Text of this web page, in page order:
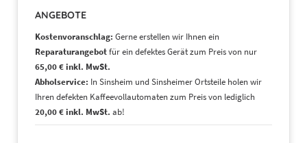
ANGEBOTE
Kostenvoranschlag: Gerne erstellen wir Ihnen ein
Reparaturangebotfür ein defektes Gerät zum Preis von nur
65,00 € inkl. MwSt.
Abholservice: In Sinsheim und Sinsheimer Ortsteile holen wir
Ihren defekten Kaffeevollautomaten zum Preis von lediglich
20,00 € inkl. MwSt. ab!